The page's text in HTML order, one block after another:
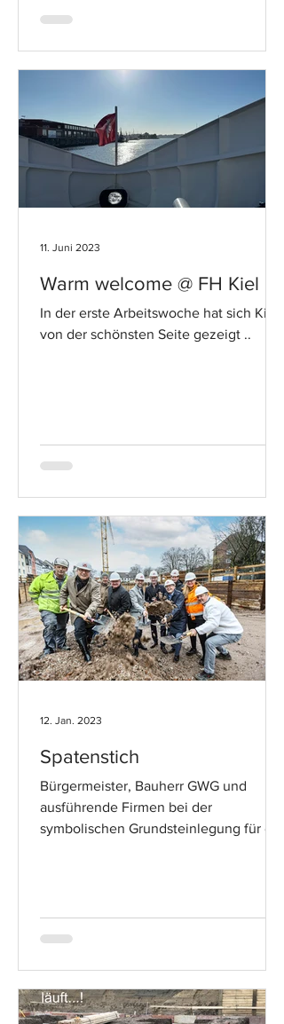
Warm welcome @ FH Kiel
In der erste Arbeitswoche hat sich Kiel
von der schönsten Seite gezeigt ..
11. Juni 2023
Spatenstich
Bürgermeister, Bauherr GWG und
ausführende Firmen bei der
symbolischen Grundsteinlegung für die
12. Jan. 2023